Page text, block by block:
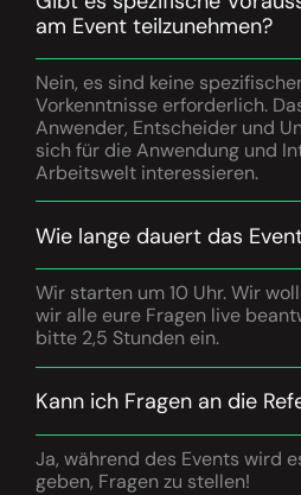
am Event teilzunehmen?
Nein, es sind keine
Vorkenntnisse erforderlich.
Anwender, Entscheider und
sich für die Anwendung und
Arbeitswelt interessieren.
Wie lange dauert das
Wir starten um 10 Uhr. Wir
wir alle eure Fragen live
bitte 2,5 Stunden ein.
Kann ich Fragen an die
Ja, während des Events wird
geben, Fragen zu stellen!